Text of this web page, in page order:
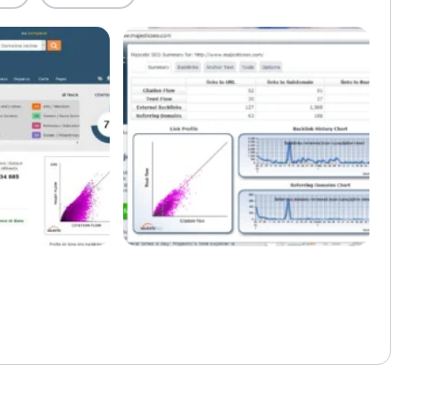
et des formules pour tous les types de clients,
la perfection votre suite d’outils.